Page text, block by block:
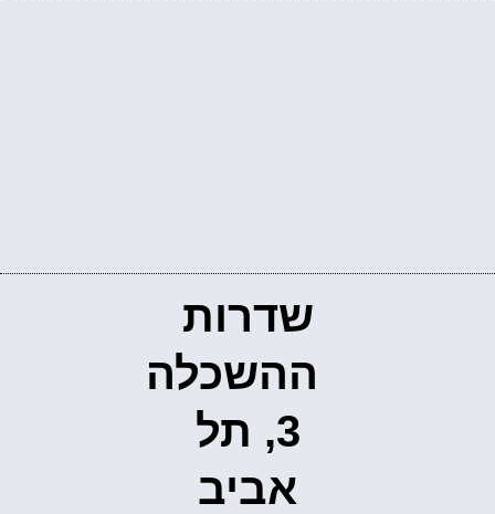
שדרות
ההשכלה
3, תל
אביב